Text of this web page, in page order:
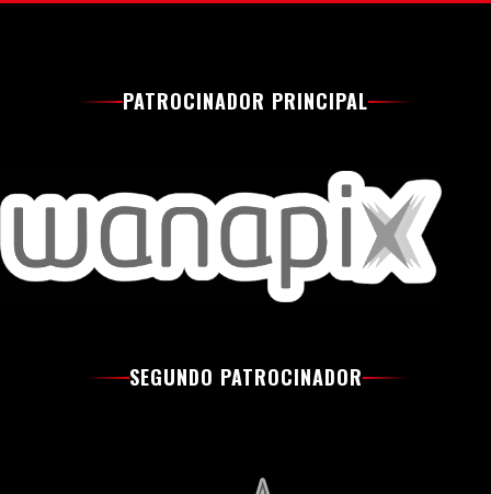
PATROCINADOR PRINCIPAL
SEGUNDO PATROCINADOR